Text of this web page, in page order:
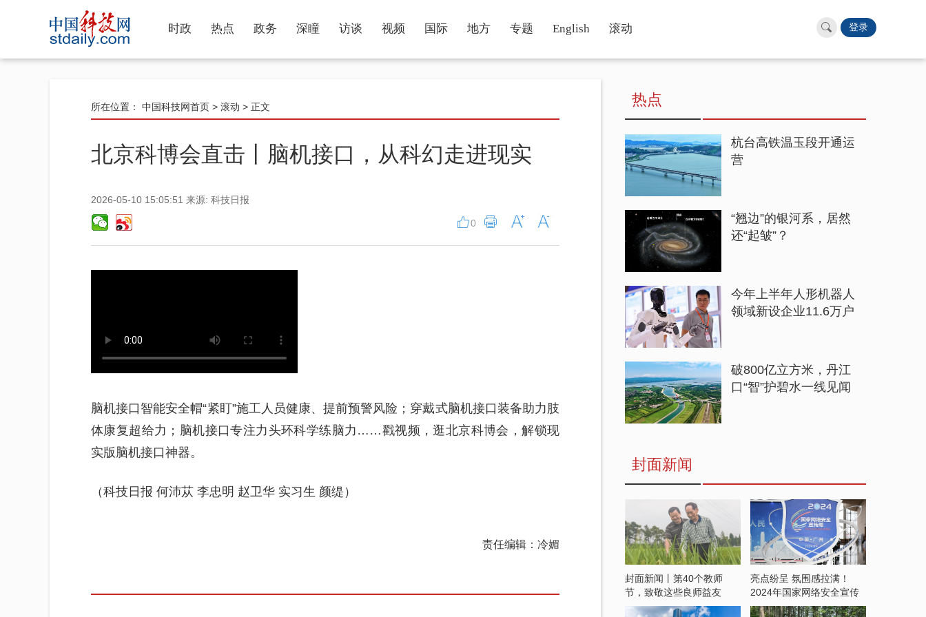
时政 热点 政务 深瞳 访谈 视频 国际 地方 专题 English 滚动 登录
所在位置： 中国科技网首页 > 滚动 > 正文
北京科博会直击丨脑机接口，从科幻走进现实
2026-05-10 15:05:51 来源: 科技日报
0
脑机接口智能安全帽“紧盯”施工人员健康、提前预警风险；穿戴式脑机接口装备助力肢
体康复超给力；脑机接口专注力头环科学练脑力……戳视频，逛北京科博会，解锁现
实版脑机接口神器。
（科技日报 何沛苁 李忠明 赵卫华 实习生 颜缇）
责任编辑：冷媚
热点
杭台高铁温玉段开通运
营
“翘边”的银河系，居然
还“起皱”？
今年上半年人形机器人
领域新设企业11.6万户
破800亿立方米，丹江
口“智”护碧水一线见闻
封面新闻
封面新闻丨第40个教师
节，致敬这些良师益友
亮点纷呈 氛围感拉满！
2024年国家网络安全宣传
周开启